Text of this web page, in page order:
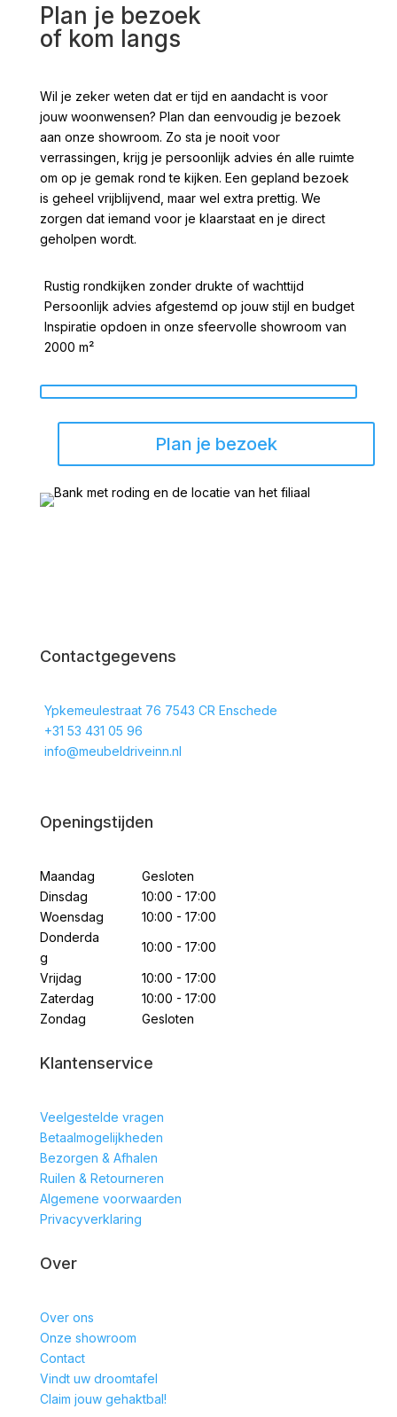
Plan je bezoek
of kom langs
Wil je zeker weten dat er tijd en aandacht is voor
jouw woonwensen? Plan dan eenvoudig je bezoek
aan onze showroom. Zo sta je nooit voor
verrassingen, krijg je persoonlijk advies én alle ruimte
om op je gemak rond te kijken. Een gepland bezoek
is geheel vrijblijvend, maar wel extra prettig. We
zorgen dat iemand voor je klaarstaat en je direct
geholpen wordt.
Rustig rondkijken zonder drukte of wachttijd
Persoonlijk advies afgestemd op jouw stijl en budget
Inspiratie opdoen in onze sfeervolle showroom van
2000 m²
Plan je bezoek
Contactgegevens
Ypkemeulestraat 76 7543 CR Enschede
+31 53 431 05 96
info@meubeldriveinn.nl
Openingstijden
Maandag
Gesloten
Dinsdag
10:00 - 17:00
Woensdag
10:00 - 17:00
Donderda
g
10:00 - 17:00
Vrijdag
10:00 - 17:00
Zaterdag
10:00 - 17:00
Zondag
Gesloten
Klantenservice
Veelgestelde vragen
Betaalmogelijkheden
Bezorgen & Afhalen
Ruilen & Retourneren
Algemene voorwaarden
Privacyverklaring
Over
Over ons
Onze showroom
Contact
Vindt uw droomtafel
Claim jouw gehaktbal!